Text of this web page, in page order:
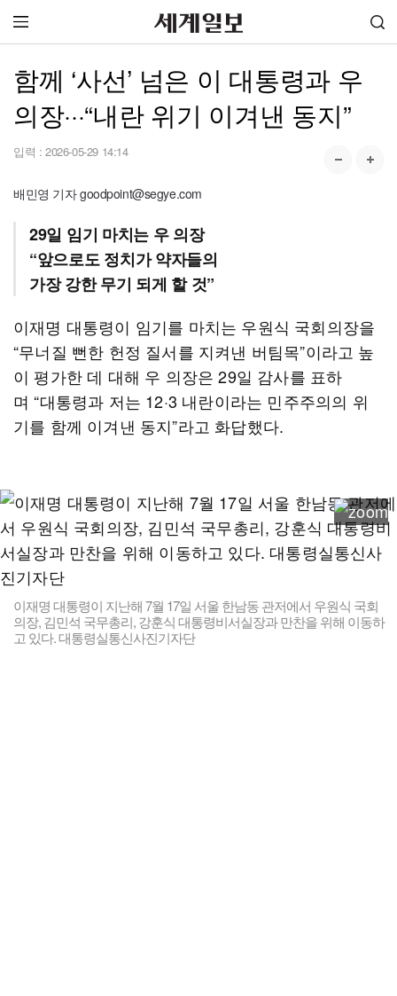
함께 ‘사선’ 넘은 이 대통령과 우
의장···“내란 위기 이겨낸 동지”
입력 : 2026-05-29 14:14
배민영 기자 goodpoint@segye.com
29일 임기 마치는 우 의장
“앞으로도 정치가 약자들의
가장 강한 무기 되게 할 것”
이재명 대통령이 임기를 마치는 우원식 국회의장을
“무너질 뻔한 헌정 질서를 지켜낸 버팀목”이라고 높
이 평가한 데 대해 우 의장은 29일 감사를 표하
며 “대통령과 저는 12·3 내란이라는 민주주의의 위
기를 함께 이겨낸 동지”라고 화답했다.
이재명 대통령이 지난해 7월 17일 서울 한남동 관저에서 우원식 국회
의장, 김민석 국무총리, 강훈식 대통령비서실장과 만찬을 위해 이동하
고 있다. 대통령실통신사진기자단